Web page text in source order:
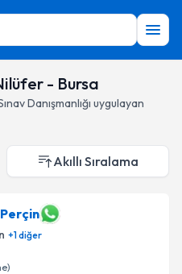
- Bursa
Danışmanlığı uygulayan
Akıllı Sıralama
+1diğer